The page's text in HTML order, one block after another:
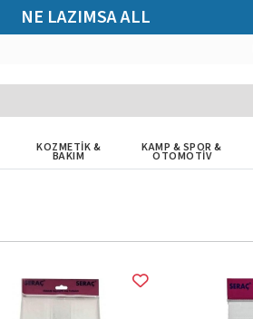
NE LAZIMSA ALL
KOZMETİK &
BAKIM
KAMP & SPOR &
OTOMOTİV